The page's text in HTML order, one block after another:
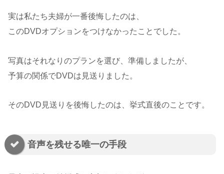
実は私たち夫婦が一番後悔したのは、
このDVDオプションをつけなかったことでした。
写真はそれなりのプランを選び、準備しましたが、
予算の関係でDVDは見送りました。
そのDVD見送りを後悔したのは、挙式直後のことです。
音声を残せる唯一の手段